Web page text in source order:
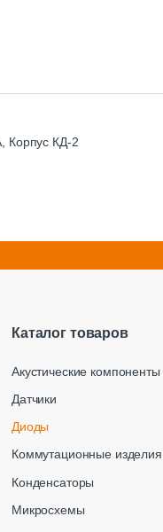
Корпус КД-2
Каталог товаров
Акустические компоненты
Датчики
Диоды
Коммутационные изделия
Конденсаторы
Микросхемы